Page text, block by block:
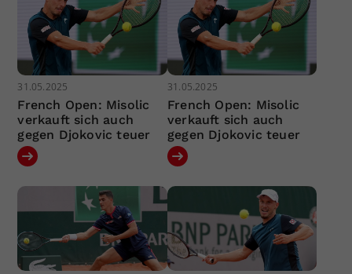
31.05.2025
French Open: Misolic
verkauft sich auch
gegen Djokovic teuer
31.05.2025
French Open: Misolic
verkauft sich auch
gegen Djokovic teuer